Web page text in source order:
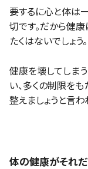
要するに心と体は
切です。だから健
たくはないでしょう。
健康を壊してしま
い、多くの制限を
整えましょうと言わ
体の健康がそれだ